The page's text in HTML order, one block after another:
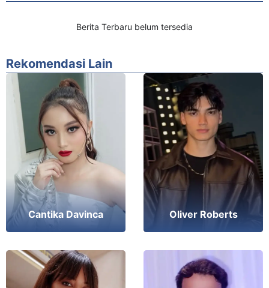
Berita Terbaru belum tersedia
Rekomendasi Lain
Cantika Davinca Oliver Roberts